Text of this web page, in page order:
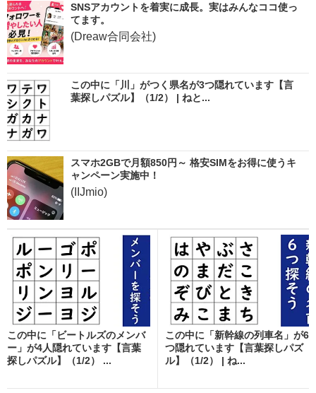
SNSアカウントを着実に成長。実はみんなココ使っ
てます。
(Dreaw合同会社)
この中に「川」がつく県名が3つ隠れています【言
葉探しパズル】（1/2） | ねと...
スマホ2GBで月額850円～ 格安SIMをお得に使うキ
ャンペーン実施中！
(IIJmio)
この中に「ビートルズのメンバ
ー」が4人隠れています【言葉
探しパズル】（1/2） ...
この中に「新幹線の列車名」が6
つ隠れています【言葉探しパズ
ル】（1/2） | ね...